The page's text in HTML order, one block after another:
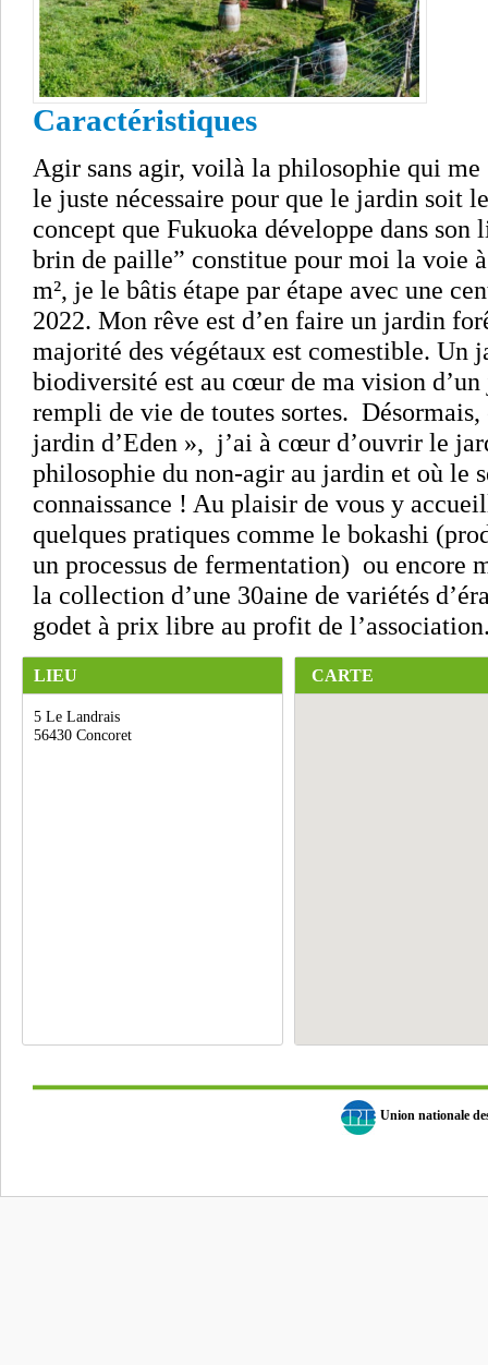
Caractéristiques
Agir sans agir, voilà la philosophie qui
le juste nécessaire pour que le jardin soit
concept que Fukuoka développe dans
brin de paille” constitue pour moi la voie
m², je le bâtis étape par étape avec une
2022. Mon rêve est d’en faire un jardin
majorité des végétaux est comestible. Un
biodiversité est au cœur de ma vision
rempli de vie de toutes sortes. Désormais,
jardin d’Eden », j’ai à cœur d’ouvrir le
philosophie du non-agir au jardin et où le
connaissance ! Au plaisir de vous y
quelques pratiques comme le bokashi
un processus de fermentation) ou encore
la collection d’une 30aine de variétés
godet à prix libre au profit de
LIEU
5 Le Landrais
56430 Concoret
CARTE
Union nationale